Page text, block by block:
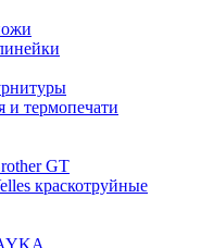
и термопечати
GT
краскотруйные